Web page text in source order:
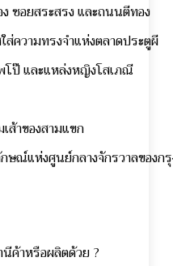
ซอยสระสรง และถนนตีทอง
ส่ความทรงจำแห่งตลาดประตูผี
โป๊ และแหล่งหญิงโสเภณี
ส้าของสามแขก
ณ์แห่งศูนย์กลางจักรวาลของก
ค้าหรือผลิตด้วย ?